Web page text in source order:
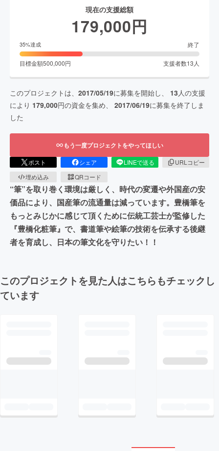
現在の支援総額
179,000円
35%達成 終了
目標金額500,000円 支援者数13 人
このプロジェクトは、 2017/05/19に募集を開始し、 13 人の支援
により 179,000円の資金を集め、 2017/06/19に募集を終了しま
した
もう一度プロジェクトをやってほしい
ポスト シェア LINEで送る
URLコピー
埋め込み
QRコード
“筆”を取り巻く環境は厳しく、時代の変遷や外国産の安
価品により、国産筆の流通量は減っています。豊橋筆を
もっとみじかに感じて頂くために伝統工芸士が監修した
『豊橋化粧筆』で、書道筆や絵筆の技術を伝承する後継
者を育成し、日本の筆文化を守りたい！！
このプロジェクトを見た人はこちらもチェックし
ています